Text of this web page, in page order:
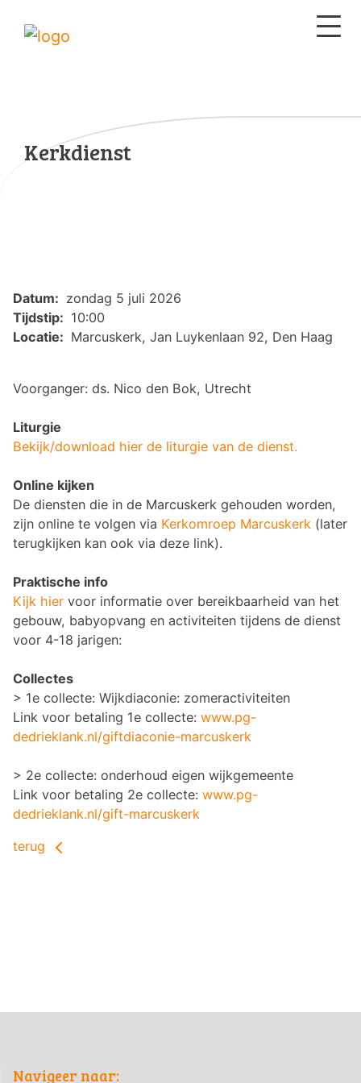
Kerkdienst
Datum: zondag 5 juli 2026
Tijdstip: 10:00
Locatie: Marcuskerk, Jan Luykenlaan 92, Den Haag
Voorganger: ds. Nico den Bok, Utrecht
Liturgie
Bekijk/download hier de liturgie van de dienst.
Online kijken
De diensten die in de Marcuskerk gehouden worden,
zijn online te volgen via Kerkomroep Marcuskerk (later
terugkijken kan ook via deze link).
Praktische info
Kijk hier voor informatie over bereikbaarheid van het
gebouw, babyopvang en activiteiten tijdens de dienst
voor 4-18 jarigen:
Collectes
> 1e collecte: Wijkdiaconie: zomeractiviteiten
Link voor betaling 1e collecte: www.pg-
dedrieklank.nl/giftdiaconie-marcuskerk
> 2e collecte: onderhoud eigen wijkgemeente
Link voor betaling 2e collecte: www.pg-
dedrieklank.nl/gift-marcuskerk
terug
Navigeer naar: